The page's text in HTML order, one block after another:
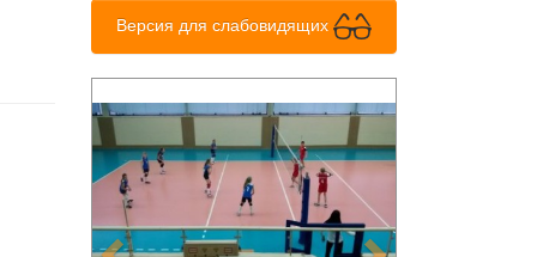
Версия для слабовидящих
Previous Next